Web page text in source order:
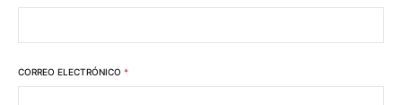
CORREO ELECTRÓNICO *